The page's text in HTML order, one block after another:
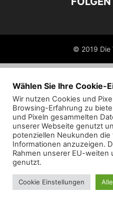
© 2019 Die
Wählen Sie Ihre Cookie-
Wir nutzen Cookies und
Browsing-Erfahrung zu
und Pixeln gesammelten
unserer Webseite genutzt
potenziellen Neukunden
Informationen anzuzeigen.
Rahmen unserer EU-weiten
genutzt.
Cookie Einstellungen